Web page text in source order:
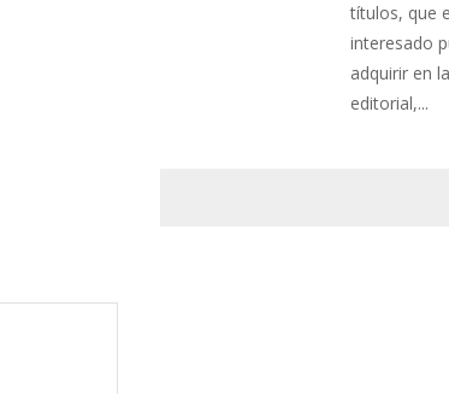
títulos, que
interesado
adquirir en
editorial,...